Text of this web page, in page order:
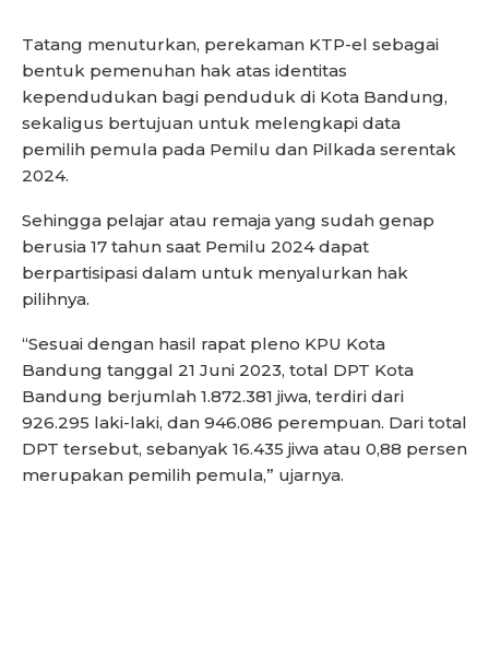
Tatang menuturkan, perekaman KTP-el sebagai
bentuk pemenuhan hak atas identitas
kependudukan bagi penduduk di Kota Bandung,
sekaligus bertujuan untuk melengkapi data
pemilih pemula pada Pemilu dan Pilkada serentak
2024.
Sehingga pelajar atau remaja yang sudah genap
berusia 17 tahun saat Pemilu 2024 dapat
berpartisipasi dalam untuk menyalurkan hak
pilihnya.
“Sesuai dengan hasil rapat pleno KPU Kota
Bandung tanggal 21 Juni 2023, total DPT Kota
Bandung berjumlah 1.872.381 jiwa, terdiri dari
926.295 laki-laki, dan 946.086 perempuan. Dari total
DPT tersebut, sebanyak 16.435 jiwa atau 0,88 persen
merupakan pemilih pemula,” ujarnya.